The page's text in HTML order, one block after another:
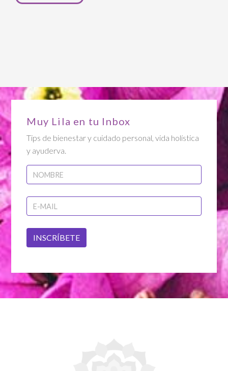
Muy Lila en tu Inbox
Tips de bienestar y cuidado personal, vida holística
y ayuderva.
INSCRÍBETE